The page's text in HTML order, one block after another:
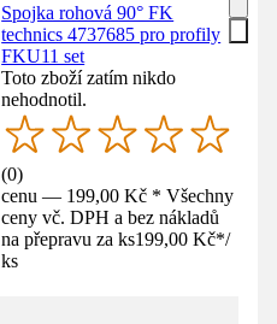
Spojka rohová 90° FK
technics 4737685 pro profily
FKU11 set
Toto zboží zatím nikdo
nehodnotil.
(0)
cenu — 199,00 Kč * Všechny
ceny vč. DPH a bez nákladů
na přepravu za ks199,00 Kč*/
ks